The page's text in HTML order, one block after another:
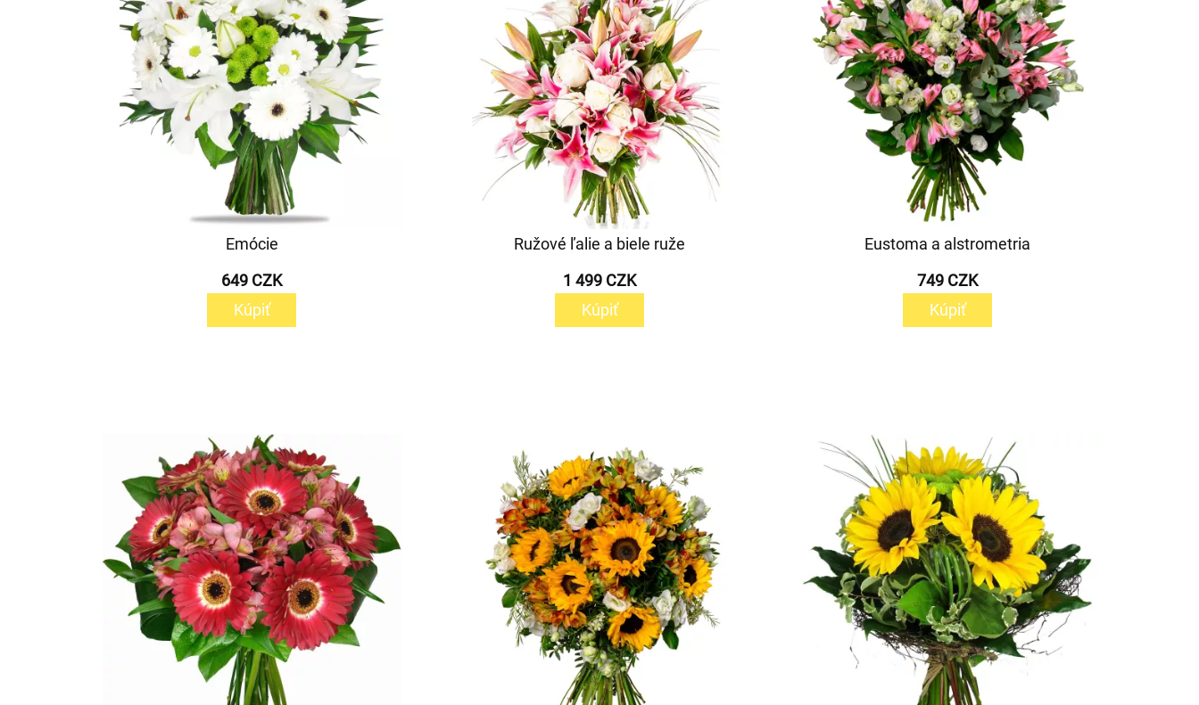
Emócie
649 CZK
Kúpiť
Ružové ľalie a biele ruže
1 499 CZK
Kúpiť
Eustoma a alstrometria
749 CZK
Kúpiť